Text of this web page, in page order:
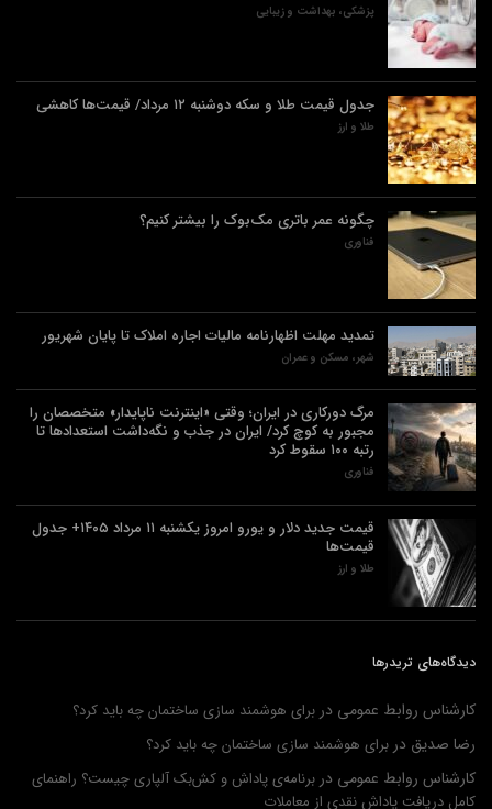
پزشکی، بهداشت و زیبایی
جدول قیمت طلا و سکه دوشنبه ۱۲ مرداد/ قیمت‌ها کاهشی
طلا و ارز
چگونه عمر باتری مک‌بوک را بیشتر کنیم؟
فناوری
تمدید مهلت اظهارنامه مالیات اجاره املاک تا پایان شهریور
شهر، مسکن و عمران
مرگ دورکاری در ایران؛ وقتی «اینترنت ناپایدار» متخصصان را
مجبور به کوچ کرد/ ایران در جذب و نگه‌داشت استعدادها تا
رتبه ۱۰۰ سقوط کرد
فناوری
قیمت جدید دلار و یورو امروز یکشنبه ۱۱ مرداد ۱۴۰۵+ جدول
قیمت‌ها
طلا و ارز
دیدگاه‌های تریدرها
کارشناس روابط عمومی در برای هوشمند سازی ساختمان چه باید کرد؟
رضا صدیق در برای هوشمند سازی ساختمان چه باید کرد؟
کارشناس روابط عمومی در برنامه‌ی پاداش و کش‌بک آلپاری چیست؟ راهنمای
کامل دریافت پاداش نقدی از معاملات